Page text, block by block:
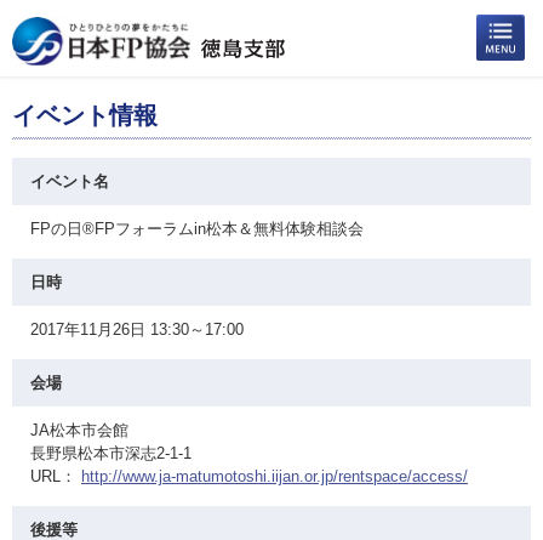
イベント情報
イベント名
FPの日®FPフォーラムin松本＆無料体験相談会
日時
2017年11月26日 13:30～17:00
会場
JA松本市会館
長野県松本市深志2-1-1
URL：
http://www.ja-matumotoshi.iijan.or.jp/rentspace/access/
後援等